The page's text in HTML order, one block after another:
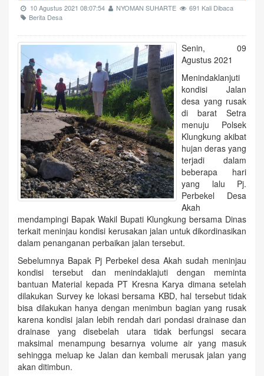
10 Agustus 2021 08:07:54 NYOMAN SUHARTE
691 Kali Dibaca
Berita Desa
Senin, 09
Agustus 2021
Menindaklanjuti
kondisi Jalan
desa yang rusak
di barat Setra
menuju Polsek
Klungkung akibat
hujan deras yang
terjadi dalam
beberapa hari
yang lalu Pj.
Perbekel Desa
Akah
mendampingi Bapak Wakil Bupati Klungkung bersama Dinas
terkait meninjau kondisi kerusakan jalan untuk dikordinasikan
dalam penanganan perbaikan jalan tersebut.
Sebelumnya Bapak Pj Perbekel desa Akah sudah meninjau
kondisi tersebut dan menindaklajuti dengan meminta
bantuan Material kepada PT Kresna Karya dimana setelah
dilakukan Survey ke lokasi bersama KBD, hal tersebut tidak
bisa dilakukan hanya dengan menimbun bagian yang rusak
karena kondisi jalan lebih rendah dari pondasi drainase dan
drainase yang disebelah utara tidak berfungsi secara
maksimal menampung besarnya volume air yang masuk
sehingga meluap ke Jalan dan kembali merusak jalan yang
akan ditimbun.